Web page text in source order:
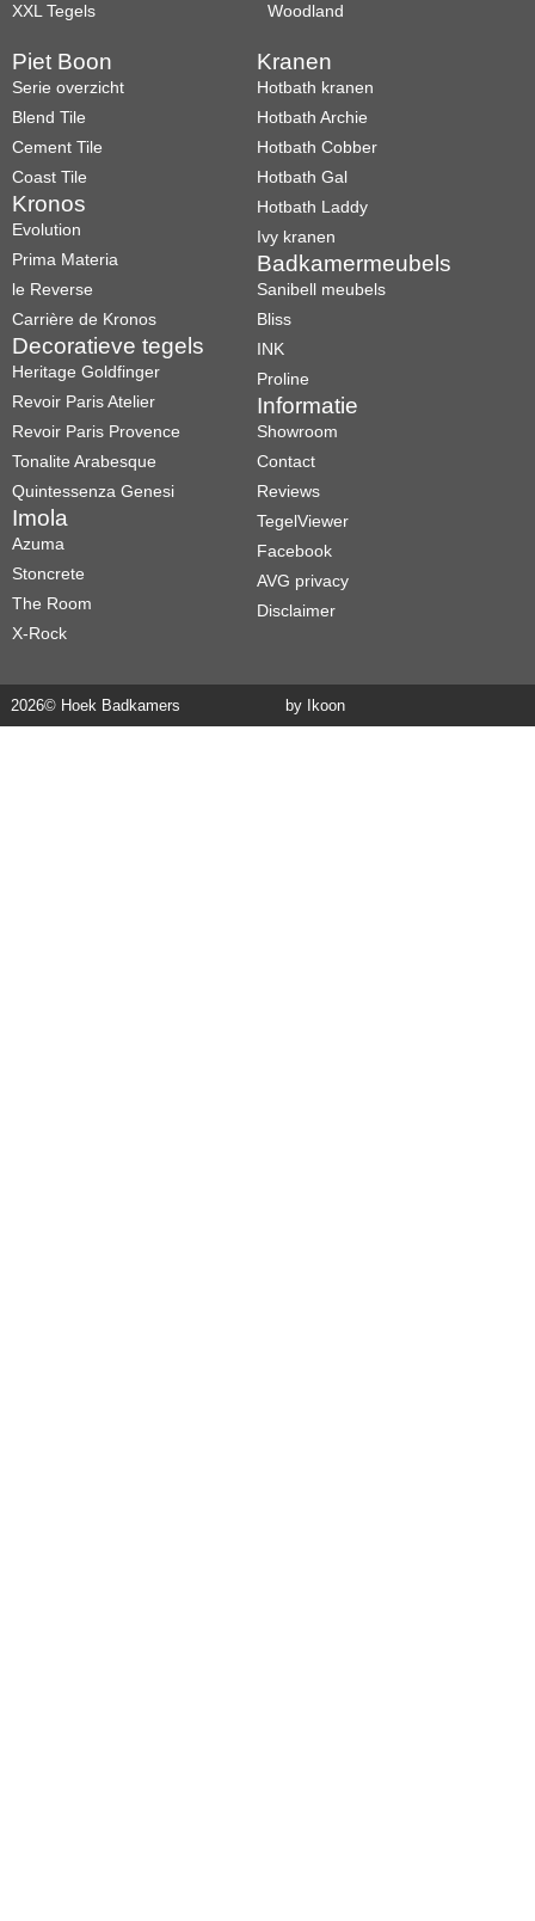
XXL Tegels
Woodland
Piet Boon
Serie overzicht
Blend Tile
Cement Tile
Coast Tile
Kronos
Evolution
Prima Materia
le Reverse
Carrière de Kronos
Decoratieve tegels
Heritage Goldfinger
Revoir Paris Atelier
Revoir Paris Provence
Tonalite Arabesque
Quintessenza Genesi
Imola
Azuma
Stoncrete
The Room
X-Rock
Kranen
Hotbath kranen
Hotbath Archie
Hotbath Cobber
Hotbath Gal
Hotbath Laddy
Ivy kranen
Badkamermeubels
Sanibell meubels
Bliss
INK
Proline
Informatie
Showroom
Contact
Reviews
TegelViewer
Facebook
AVG privacy
Disclaimer
2026© Hoek Badkamers by Ikoon